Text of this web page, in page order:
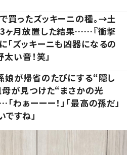
買ったズッキーニの種。→土
3ヶ月放置した結果……『衝撃
「ズッキーニも凶器になるの
太い音！笑」
娘が帰省のたびにする“隠し
母が見つけた“まさかの光
わぁーーー！」「最高の孫だ」
ですね」